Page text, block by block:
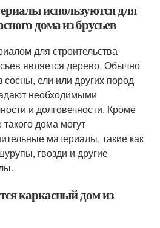
используются для
дома из брусьев
для строительства
является дерево. Обычно
сосны, ели или других пород
необходимыми
и долговечности. Кроме
такого дома могут
материалы, такие как
гвозди и другие
каркасный дом из